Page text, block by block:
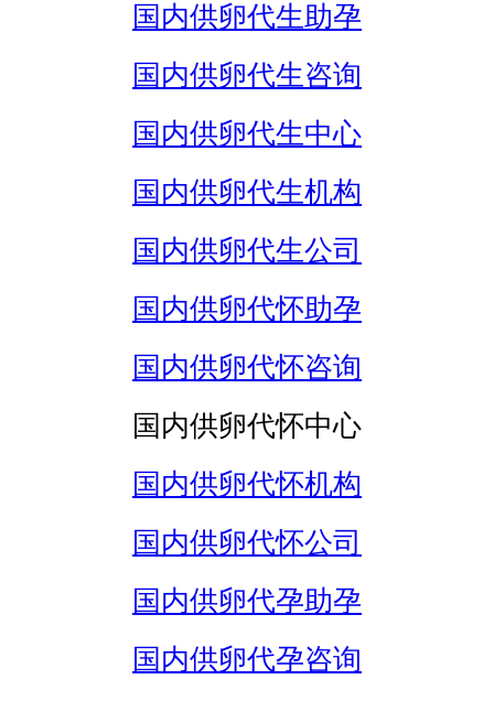
国内供卵代生助孕
国内供卵代生咨询
国内供卵代生中心
国内供卵代生机构
国内供卵代生公司
国内供卵代怀助孕
国内供卵代怀咨询
国内供卵代怀中心
国内供卵代怀机构
国内供卵代怀公司
国内供卵代孕助孕
国内供卵代孕咨询